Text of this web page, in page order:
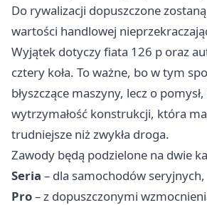
Do rywalizacji dopuszczone
wartości handlowej
Wyjątek dotyczy fiata 126 p oraz
cztery koła. To ważne, bo w tym
błyszczące maszyny, lecz o
wytrzymałość konstrukcji, która
trudniejsze niż zwykła droga.
Zawody będą podzielone na dwie
Seria – dla samochodów seryjnych,
Pro– z dopuszczonymi